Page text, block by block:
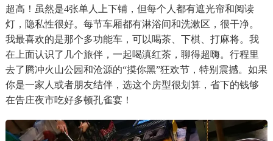
超高！虽然是4张单人上下铺，但每个人都有遮光帘和阅读
灯，隐私性很好。每节车厢都有淋浴间和洗漱区，很干净。
我最喜欢的是那个多功能车，可以喝茶、下棋、打麻将。我
在上面认识了几个旅伴，一起喝滇红茶，聊得超嗨。行程里
去了腾冲火山公园和沧源的“摸你黑”狂欢节，特别震撼。如果
你是一家人或者朋友结伴，选这个房型很划算，省下的钱够
在告庄夜市吃好多顿孔雀宴！